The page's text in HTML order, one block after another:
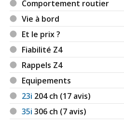
Comportement routier
Vie à bord
Et le prix ?
Fiabilité Z4
Rappels Z4
Equipements
23i 204ch (17 avis)
35i 306 ch (7 avis)